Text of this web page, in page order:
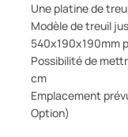
Une platine de
Modèle de treuil
540x190x190mm
Possibilité de
cm
Emplacement
Option)